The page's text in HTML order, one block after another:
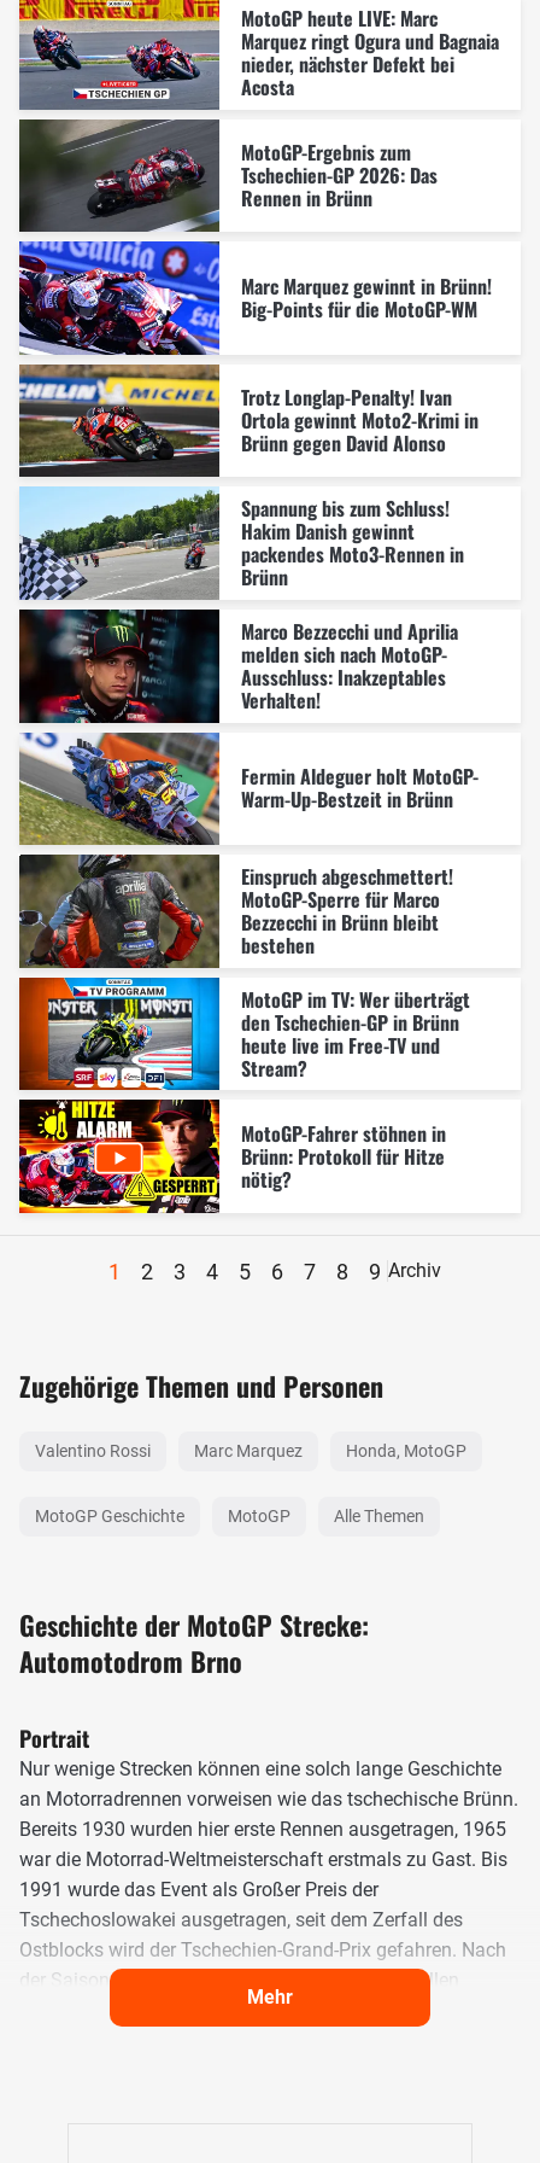
MotoGP heute LIVE: Marc
Marquez ringt Ogura und Bagnaia
nieder, nächster Defekt bei
Acosta
MotoGP-Ergebnis zum
Tschechien-GP 2026: Das
Rennen in Brünn
Marc Marquez gewinnt in Brünn!
Big-Points für die MotoGP-WM
Trotz Longlap-Penalty! Ivan
Ortola gewinnt Moto2-Krimi in
Brünn gegen David Alonso
Spannung bis zum Schluss!
Hakim Danish gewinnt
packendes Moto3-Rennen in
Brünn
Marco Bezzecchi und Aprilia
melden sich nach MotoGP-
Ausschluss: Inakzeptables
Verhalten!
Fermin Aldeguer holt MotoGP-
Warm-Up-Bestzeit in Brünn
Einspruch abgeschmettert!
MotoGP-Sperre für Marco
Bezzecchi in Brünn bleibt
bestehen
MotoGP im TV: Wer überträgt
den Tschechien-GP in Brünn
heute live im Free-TV und
Stream?
MotoGP-Fahrer stöhnen in
Brünn: Protokoll für Hitze
nötig?
1 2 3 4 5 6 7 8 9 Archiv
Zugehörige Themen und Personen
Valentino Rossi Marc Marquez Honda, MotoGP
MotoGP Geschichte MotoGP Alle Themen
Geschichte der MotoGP Strecke:
Automotodrom Brno
Portrait
Nur wenige Strecken können eine solch lange Geschichte
an Motorradrennen vorweisen wie das tschechische Brünn.
Bereits 1930 wurden hier erste Rennen ausgetragen, 1965
war die Motorrad-Weltmeisterschaft erstmals zu Gast. Bis
1991 wurde das Event als Großer Preis der
Tschechoslowakei ausgetragen, seit dem Zerfall des
Ostblocks wird der Tschechien-Grand-Prix gefahren. Nach
der Saison 2020 verschwand Brünn aus finanziellen
Gründen für einige Jahre aus dem WM-Kalender, kehrte
Mehr